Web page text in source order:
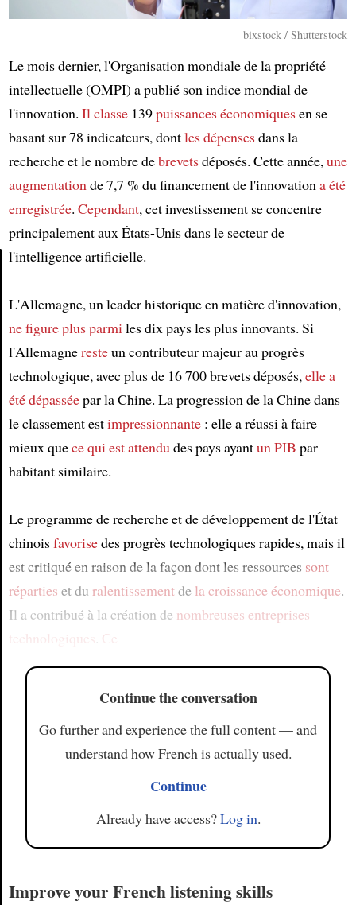
bixstock / Shutterstock
Le mois dernier, l'Organisation mondiale de la propriété
intellectuelle (OMPI) a publié son indice mondial de
l'innovation. Il classe139puissances économiquesen se
basant sur 78 indicateurs, dontles dépensesdans la
recherche et le nombre debrevetsdéposés. Cette année, une
augmentation de 7,7 % du financement de l'innovation a été
enregistrée. Cependant, cet investissement se concentre
principalement aux États-Unis dans le secteur de
l'intelligence artificielle.
L'Allemagne, un leader historique en matière d'innovation,
ne figure plus parmi les dix pays les plus innovants. Si
l'Allemagneresteun contributeur majeur au progrès
technologique, avec plus de 16 700 brevets déposés, elle a
été dépasséepar la Chine. La progression de la Chine dans
le classement estimpressionnante: elle a réussi à faire
mieux quece qui est attendu des pays ayantun PIB par
habitant similaire.
Le programme de recherche et de développement de l'État
chinoisfavorisedes progrès technologiques rapides, mais il
est critiqué en raison de la façon dont les ressources sont
réparties et du ralentissementde la croissance économique.
Il a contribué à la création de nombreuses entreprises
technologiques
Ce
Continue the conversation
Go further and experience the full content — and
understand how French is actually used.
Continue
Already have access?Log in.
Improve your French listening skills